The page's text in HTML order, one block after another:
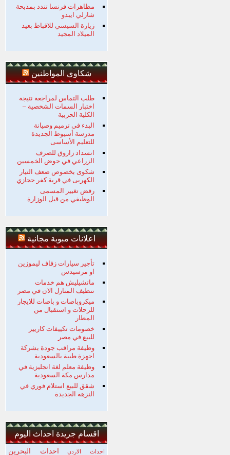
مظاهرات فرنسا تندد بمذبحة
شارلي ايبدو
زيارة السيسي للاقباط بعيد
الميلاد المجيد
شكاوي المواطنين
طلب التماس لمراجعة نتيجة
اختبار السمات الشخصية –
الكلية الحربية
البدء فى ترميم وصيانة
مدرسة أسيوط الجديدة
للتعليم الأساسى
انسداد زاروق للصرف
الزراعي في حوض الخمسين
شكوى بخصوص ضعف التيار
الكهربى في قرية كفر حجازي
رفض تغيير المسمى
الوظيفي من قبل الوزارة
اعلانات مبوبة مجانية
تأجير سيارات زفاف ليموزين
او مرسيدس
ماتشيليش هم خدمات
تنظيف المنازل الان في مصر
ميكروباصات و باصات للايجار
للرحلات و استقبال من
المطار
خصومات تكييفات كاريير
للبيع في مصر
وظيفة مراقب جودة بشركة
اجهزة طبية بالسعودية
وظيفة معلم لغة انجليزية في
مدارس مكة السعودية
شقق للبيع استلام فوري في
النزهة الجديدة
اقسام جريدة احداث اليوم
احداث الاردن احداث البحرين